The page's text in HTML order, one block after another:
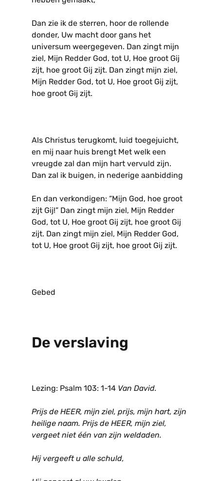
Dan zie ik de sterren, hoor de rollende
donder, Uw macht door gans het
universum weergegeven. Dan zingt mijn
ziel, Mijn Redder God, tot U, Hoe groot Gij
zijt, hoe groot Gij zijt. Dan zingt mijn ziel,
Mijn Redder God, tot U, Hoe groot Gij zijt,
hoe groot Gij zijt.
Als Christus terugkomt, luid toegejuicht,
en mij naar huis brengt Met welk een
vreugde zal dan mijn hart vervuld zijn.
Dan zal ik buigen, in nederige aanbidding
En dan verkondigen: “Mijn God, hoe groot
zijt Gij!” Dan zingt mijn ziel, Mijn Redder
God, tot U, Hoe groot Gij zijt, hoe groot Gij
zijt. Dan zingt mijn ziel, Mijn Redder God,
tot U, Hoe groot Gij zijt, hoe groot Gij zijt.
Gebed
De verslaving
Lezing: Psalm 103: 1-14 Van David.
Prijs de HEER, mijn ziel, prijs, mijn hart, zijn
heilige naam. Prijs de HEER, mijn ziel,
vergeet niet één van zijn weldaden.
Hij vergeeft u alle schuld,